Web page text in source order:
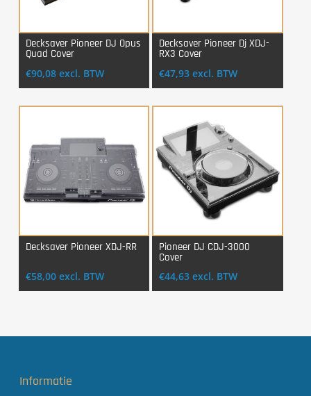
Login Voor Aankoop
Decksaver Pioneer DJ Opus
Quad Cover
€90,08 excl. BTW
Login Voor Aankoop
Decksaver Pioneer Dj XDJ-
RX3 Cover
€47,93 excl. BTW
Decksaver Pioneer XDJ-RR
€58,00 excl. BTW
Login Voor Aankoop
Pioneer DJ CDJ-3000
Cover
€44,63 excl. BTW
Informatie